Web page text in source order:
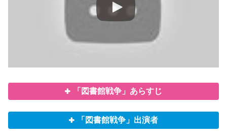
「図書館戦争」あらすじ
「図書館戦争」出演者